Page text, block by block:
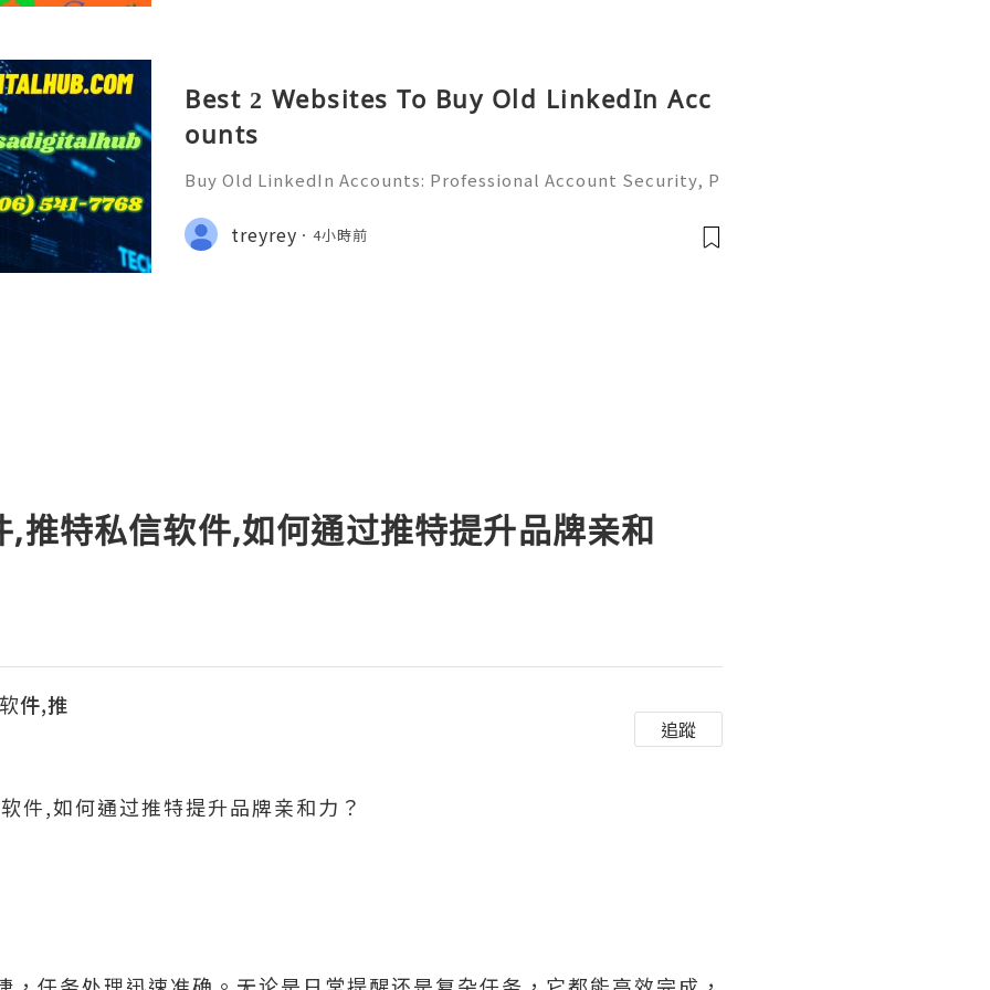
Best 2 Websites To Buy Old LinkedIn Acc
ounts
Buy Old LinkedIn Accounts: Professional Account Security, P
ide 2026) 💫💎💲💫🌐✨💎Fast & Reliable 24/7 Customer Suppo
rt 💫💎💲💫🌐✨💎WhatsApp :+1 (506) 541-7
treyrey 4小時前
推特私信软件,如何通过推特提升品牌亲和
件,推
追蹤
件,如何通过推特提升品牌亲和力？